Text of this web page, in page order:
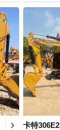
卡特306E2